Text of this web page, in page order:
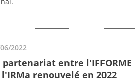
2022
partenariat entre l'IFFORME
renouvelé en 2022